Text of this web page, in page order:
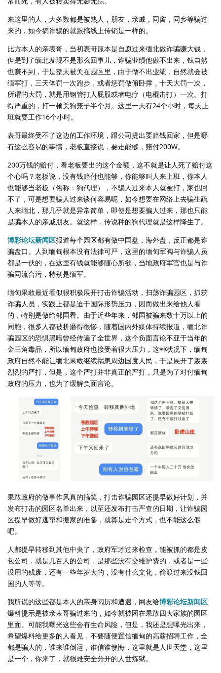
来这里的人，大多数都是被熟人，朋友，亲戚，同窗，同乡等骗过
来的，如今搞诈骗的就跟搞线上传销是一样的。
比方本人的亲表哥，当初表哥原本是自愿过来缅北做诈骗赚大钱，
但是到了缅北发现不是那么回事儿，诈骗业绩他做不出来，钱自然
也赚不到，于是整天被关在园区里，由于做不出业绩，自然就会被
缅军打，三天体罚一次跑步，或者惩罚做俯卧撑，十天大罚一次，
所谓的大罚，就是用钢管打人屁股或者电疗（电棍击打）一次。打
得严重的，打一顿关狗笼子半个月。这里一天有24个小时，每天上
班就要工作16个小时。
表哥最终受不了这边的工作环境，跟公司提出要赔钱回家，但是哪
有这么容易的事情，老板直接说，要走能够，赔付200W。
200万钱的赔付，看老板要出的这个金额，这不就是让人死了赔付这
个心吗？老板说，没有钱赔付也能够，你能够叫人来上班，你本人
也能够当老板（俗称：狗代理），不骗人过来本人就被打，家也回
不了，可是想要骗人过来谈何容易呢，如今想要在网络上去骗生疏
人来缅北，那几乎就是异常简单，即使是想要骗人过来，那也只能
是骗本人的亲戚朋友。就这样，传说种的狗代理就是这样降生了。
博彩论坛新闻区报道每个园区都有做中国盘，海外盘，反正都是诈
骗盘口。人到缅甸根本没有法律可严，这里的缅甸军阀与诈骗人员
都是一伙的，在这里有钱就能够随心所欲，当地政府军官也是与诈
骗同流合污，特别是缅军。
缅甸果敢最近看似很积极展开打击诈骗活动，扫荡诈骗园区，抓获
诈骗人员，实践上都是迫于国际形势压力，因而做出来给他人看
的，特别是做给邻国看。由于近些年来，邻国被骗来数十万以上的
同胞，很多人都被折磨得很惨，随着国内外媒体持续报道，缅北诈
骗园区的恐惧黑暗曾经传遍了全世界，这个负面言论不亚于当年的
金三角毒品，所以缅甸政府也接受着很大压力，这种状况下，缅甸
政府自然不能让缅北果敢继续祸患周边国度人民，于是展开了轰轰
烈烈的严打，但是，这个严打并非真正的严打，只是为了对付缅甸
政府的压力，也为了缓解负面言论。
果敢政府的做事作风真的搞笑，打击诈骗园区还提早做好计划，并
发布打击的园区名单出来，以至还发布打击严查的日期，让诈骗园
区提早做好逃窜和搬家的准备，就算是走个方式，也不能这么假
吧。
人都提早转移到其他中央了，政府军才过来检查，能被抓的都是皮
包公司，就是几百人的公司，是那些没有交维护费的，或者是一些
没用的残废，还有一些年岁大的，没有什么文化，偷渡过来没钱回
国的人等等。
我所说的这些都是本人的亲身阅历和遭遇，网友给博彩论坛新闻区
爆料提示是被亲表哥骗过来的，如今就被困在果敢四大家族的园区
里面。可能我曝光这些会有生命风险，但是，我还是想曝光出来，
希望爆料给更多的人看见，不要随便置信缅甸的高薪招聘工作，全
都是骗人的，谁来谁倒运，谁信谁懊悔，这里就是人世天堂，这里
是一个，你来了，就很难安全分开的人世炼狱。